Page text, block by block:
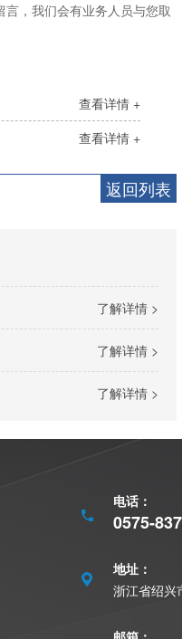
，我们会有业务人员与您取
查看详情 +
查看详情 +
返回列表
了解详情 >
了解详情 >
了解详情 >
电话：
0575-
地址：
浙江省绍兴